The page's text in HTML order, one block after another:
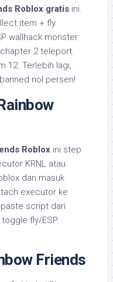
Roblox gratis ini.
item + fly.
wallhack monster.
chapter 2 teleport.
12. Terlebih lagi,
nol persen!
Roblox ini step
KRNL atau
dan masuk
executor ke
script dari
fly/ESP.
Friends